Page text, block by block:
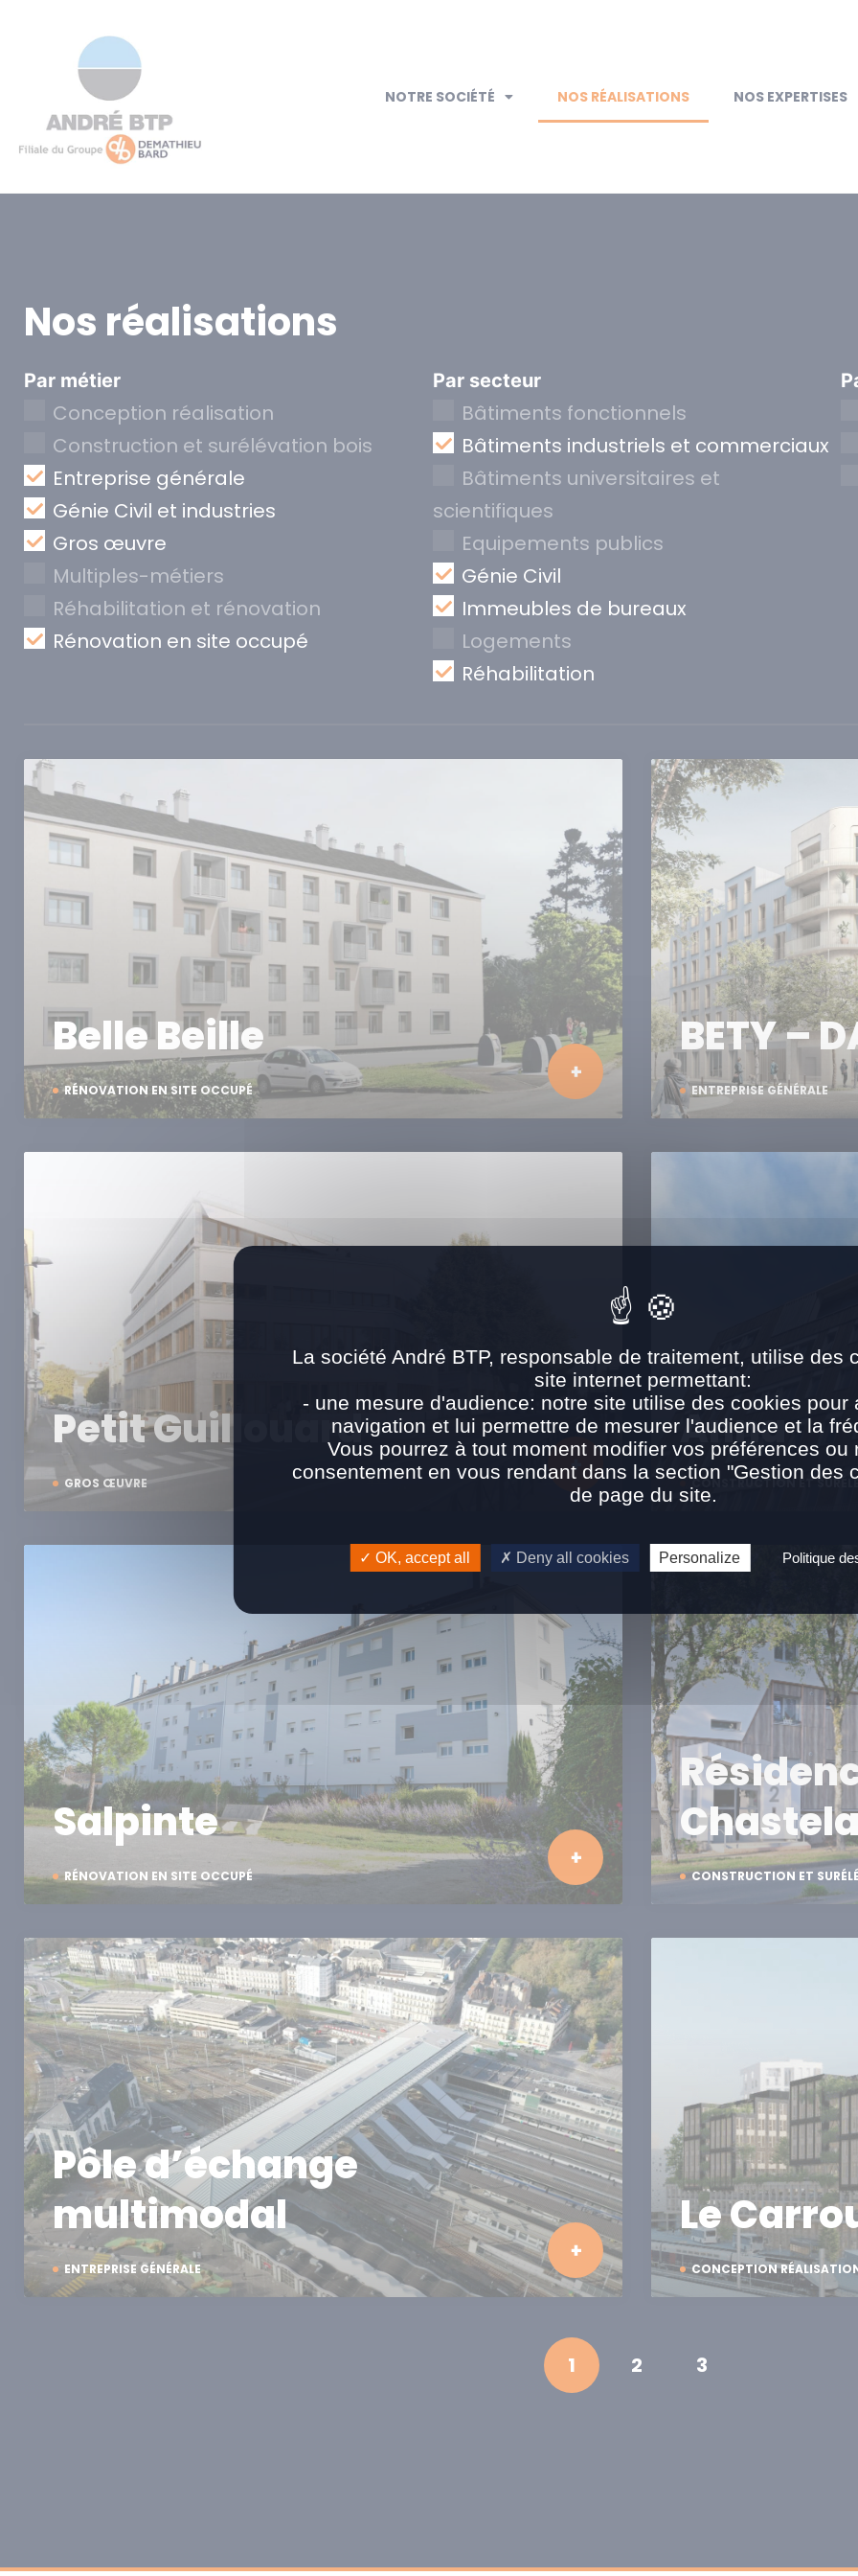
NOTRE SOCIÉTÉ NOS RÉALISATIONS NOS EXPERTISES
Nos réalisations
Par métier
Conception réalisation
Construction et surélévation bois
Entreprise générale
Génie Civil et industries
Gros œuvre
Multiples-métiers
Réhabilitation et rénovation
Rénovation en site occupé
Par secteur
Bâtiments fonctionnels
Bâtiments industriels et commerciaux
Bâtiments universitaires et
scientifiques
Equipements publics
Génie Civil
Immeubles de bureaux
Logements
Réhabilitation
RÉNOVATION EN SITE OCCUPÉ
Belle Beille
ENTREPRISE GÉNÉRALE
BETY –
GROS ŒUVRE
Petit Guillouard
CONSTRUCTION ET
Anna
RÉNOVATION EN SITE OCCUPÉ
Salpinte
CONSTRUCTION ET
ENTREPRISE GÉNÉRALE
Pôle d’échange
multimodal
CONCEPTION
Le
1 2 3
La société André BTP, responsable de traitement, utilise des
site internet permettant:
- une mesure d'audience: notre site utilise des cookies pour
navigation et lui permettre de mesurer l'audience et la
Vous pourrez à tout moment modifier vos préférences ou
consentement en vous rendant dans la section "Gestion des
de page du site.
OK, accept all Deny all cookies Personalize Politique